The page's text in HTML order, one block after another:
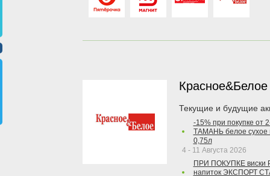
Текущие и будущие
-15% при покупке от
ТАМАНЬ белое сухое
0,75л
4 - 11 Августа 2026
ПРИ ПОКУПКЕ виски
напиток ЭКСПОРТ